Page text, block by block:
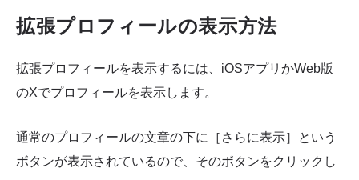
拡張プロフィールの表示方法
拡張プロフィールを表示するには、iOSアプリかWeb版
のXでプロフィールを表示します。
通常のプロフィールの文章の下に［さらに表示］という
ボタンが表示されているので、そのボタンをクリックし